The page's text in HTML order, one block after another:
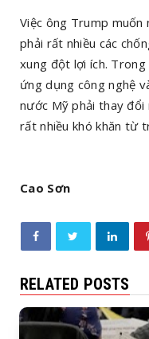
Việc ông Trump
phải rất nhiều các
xung đột lợi ích.
ứng dụng công nghệ
nước Mỹ phải thay
rất nhiều khó khăn từ
Cao Sơn
RELATED POSTS